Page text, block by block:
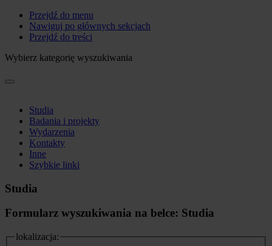
Przejdź do menu
Nawiguj po głównych sekcjach
Przejdź do treści
Wybierz kategorię wyszukiwania
Studia
Badania i projekty
Wydarzenia
Kontakty
Inne
Szybkie linki
Studia
Formularz wyszukiwania na belce: Studia
lokalizacja: